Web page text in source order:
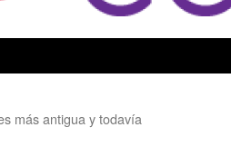
más antigua y todavía